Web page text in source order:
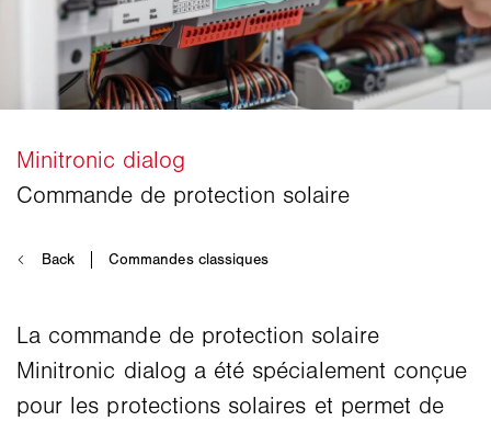
La commande de protection solaire
Minitronic dialog a été spécialement conçue
pour les protections solaires et permet de